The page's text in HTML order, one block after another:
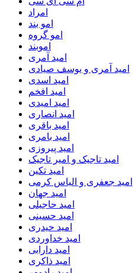
امراد
امو بند
امو گروه
اموبند
امید آمری
امید آمری و یوسف صیادی
امید اسدی
امید افخم
امید امیدی
امید انصاری
امید باقری
امید بامری
امید پیروزی
امید تاجیک و امیر تاجیک
امید تکین
امید جعفری و الیاس کرمی
امید جهان
امید حاجیلی
امید حسینی
امید حیدری
امید خداوردی
امید دارابی
امید ذاکری